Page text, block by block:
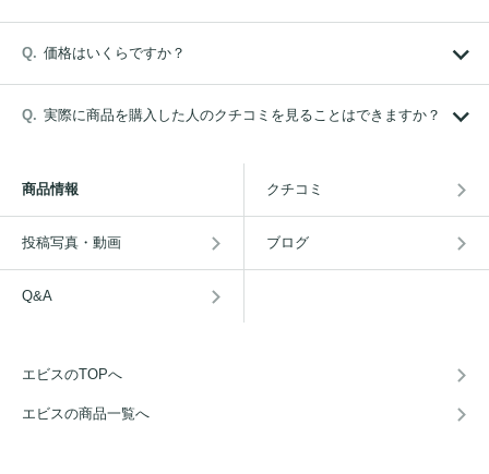
価格はいくらですか？
実際に商品を購入した人のクチコミを見ることはできますか？
商品情報 クチコミ
投稿写真・動画 ブログ
Q&A
エビスのTOPへ
エビスの商品一覧へ